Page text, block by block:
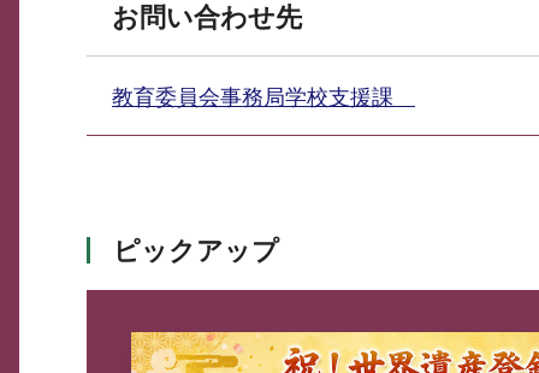
お問い合わせ先
教育委員会事務局学校支援課
ピックアップ